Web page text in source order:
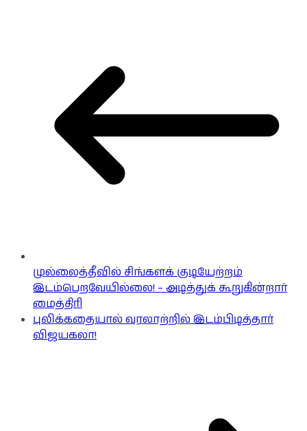
முல்லைத்தீவில் சிங்களக் குடியேற்றம்
இடம்பெறவேயில்லை! – அடித்துக் கூறுகின்றார்
மைத்திரி
புலிக்கதையால் வரலாற்றில் இடம்பிடித்தார்
விஜயகலா!